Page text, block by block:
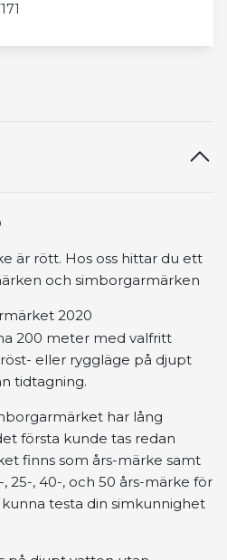
är rött. Hos oss hittar du ett
och simborgarmärken
2020
200 meter med valfritt
eller ryggläge på djupt
tidtagning.
har lång
första kunde tas redan
finns som års-märke samt
, 25-, 40-, och 50 års-märke för
testa din simkunnighet